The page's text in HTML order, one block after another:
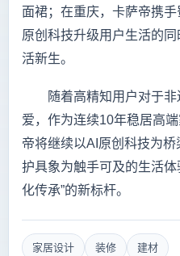
面裙；在重庆，卡萨帝携
原创科技升级用户生活的
活新生。
随着高精知用户对于
爱，作为连续10年稳居高
帝将继续以AI原创科技为
护具象为触手可及的生活
化传承”的新标杆。
家居设计 装修 建材